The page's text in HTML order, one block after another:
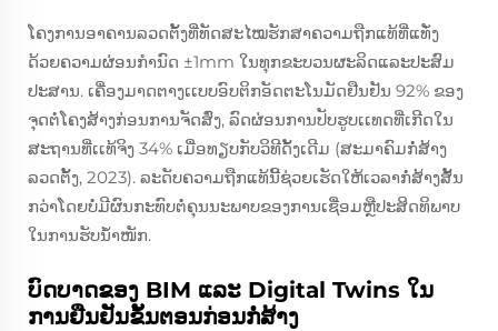
ໂຄງການອາຄານລວດຕັ້ງທີ່ທັດສະໄໝຮັກສາຄວາມຖືກແທ້ທີ່ແທັ່ງ
ດ້ວຍຄວາມຜ່ອນກຳນົດ ±1mm ໃນທຸກຂະບວນຜະລິດແລະປະສົມ
ປະສານ. ເຄື່ອງມາດຕາງເເບບອົບຕິກອັດຕະໂນມັດຢືນຢັນ 92% ຂອງ
ຈຸດຕໍ່ໂຄງສ້າງກ່ອນການຈັດສົ່ງ, ລົດຜ່ອນການປັບຮູບເເທດທີ່ເກີດໃນ
ສະຖານທີ່ເເທ້ຈິງ 34% ເມື່ອທຽບກັບວິທີດັ້ງເດີມ (ສະມາຄົມກໍ່ສ້າງ
ລວດຕັ້ງ, 2023). ລະດັບຄວາມຖືກແທ້ນີ້ຊ່ວຍເຮັດໃຫ້ເວລາກໍ່ສ້າງສັ້ນ
ກວ່າໂດຍບໍ່ມີຜົນກະທົບຕໍ່ຄຸນນະພາບຂອງການເຊື່ອມຫຼືປະສິດທິພາບ
ໃນການຮັບນ້ຳໜັກ.
ບົດບາດຂອງ BIM ແລະ Digital Twins ໃນ
ການຢືນຢັນຂັ້ນຕອນກ່ອນກໍ່ສ້າງ